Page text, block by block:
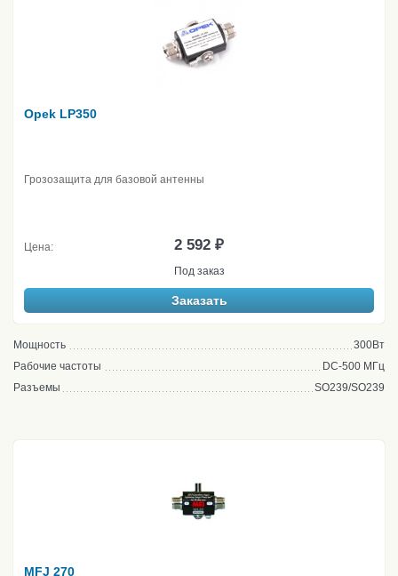
Opek LP350
Грозозащита для базовой антенны
Цена: 2 592 ₽
Под заказ
Заказать
Мощность
300Вт
Рабочие частоты
DC-500 МГц
Разъемы
SO239/SO239
MFJ 270